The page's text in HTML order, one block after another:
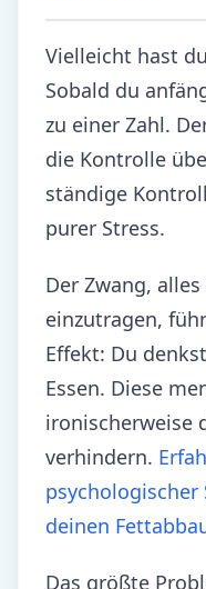
Vielleicht hast
Sobald du
zu einer Zahl.
die Kontrolle
ständige
purer Stress.
Der Zwang,
einzutragen,
Effekt: Du
Essen. Diese
ironischerweise
verhindern.
psychologischer
deinen
Das größte